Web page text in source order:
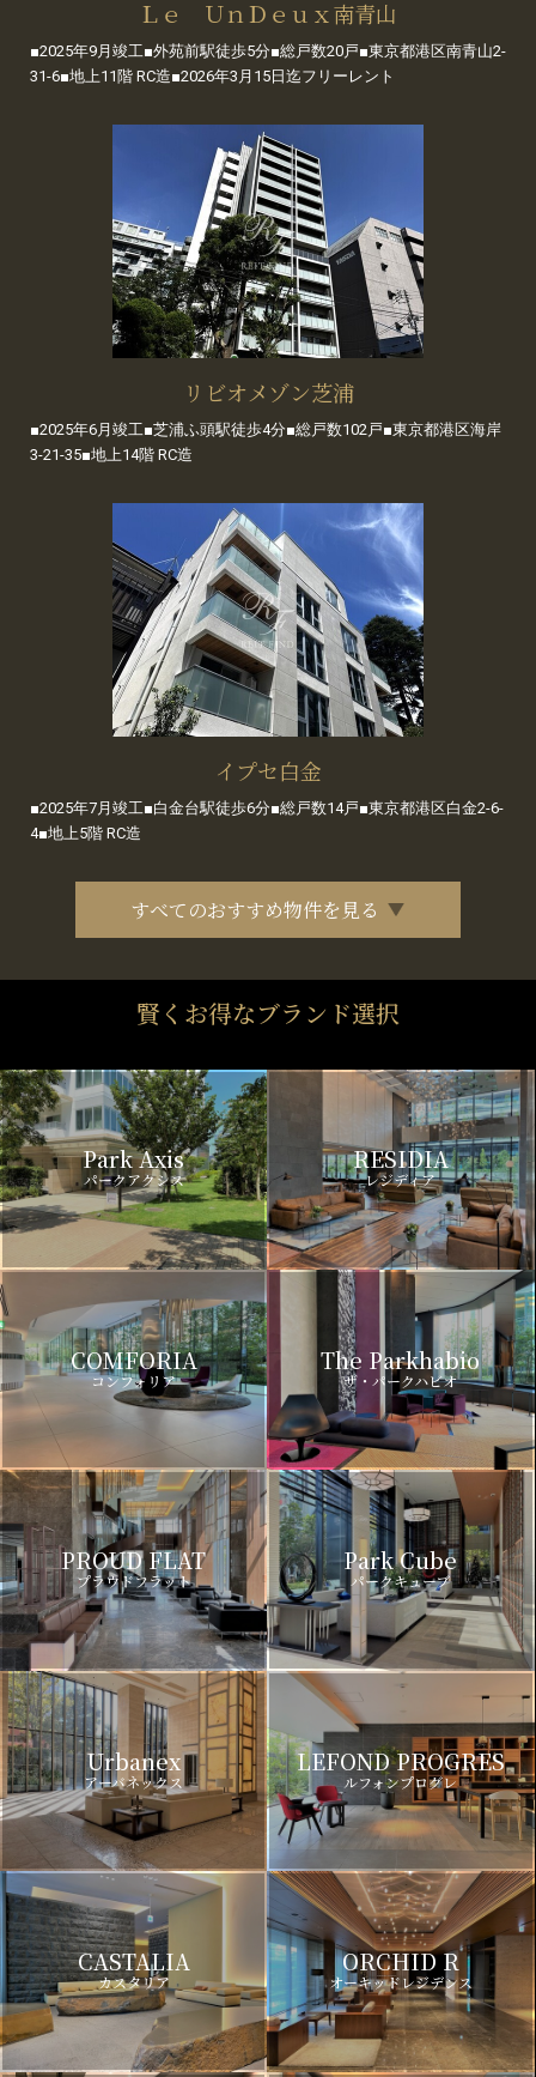
Ｌｅ ＵｎＤｅｕｘ南青山
■2025年9月竣工■外苑前駅徒歩5分■総戸数20戸■東京都港区南青山2-
31-6■地上11階 RC造■2026年3月15日迄フリーレント
リビオメゾン芝浦
■2025年6月竣工■芝浦ふ頭駅徒歩4分■総戸数102戸■東京都港区海岸
3-21-35■地上14階 RC造
イプセ白金
■2025年7月竣工■白金台駅徒歩6分■総戸数14戸■東京都港区白金2-6-
4■地上5階 RC造
すべてのおすすめ物件を見る
賢くお得なブランド選択
Park Axis
パークアクシス
RESIDIA
レジディア
COMFORIA
コンフォリア
The Parkhabio
ザ・パークハビオ
PROUD FLAT
プラウドフラット
Park Cube
パークキューブ
Urbanex
アーバネックス
LEFOND PROGRES
ルフォンプログレ
CASTALIA
カスタリア
ORCHID R
オーキッドレジデンス